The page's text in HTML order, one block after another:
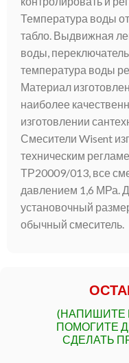
Температура воды
табло. Выдвижная
воды,
температура воды
Материал
наиболее
изготовлении
Смесители Wisent
техническим
ТР20009/013, все
давлением 1,6 МРа.
установочный
обычный смеситель.
(НАПИШИТЕ
ПОМОГИТЕ
СДЕЛАТЬ